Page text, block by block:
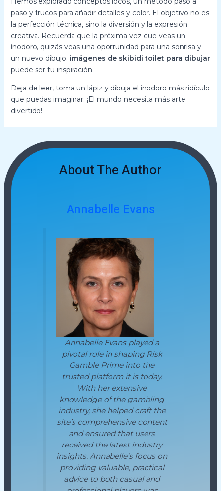
paso y trucos para añadir detalles y color. El objetivo no es
la perfección técnica, sino la diversión y la expresión
creativa. Recuerda que la próxima vez que veas un
inodoro, quizás veas una oportunidad para una sonrisa y
un nuevo dibujo. imágenes de skibidi toilet para dibujar
puede ser tu inspiración.
Deja de leer, toma un lápiz y dibuja el inodoro más ridículo
que puedas imaginar. ¡El mundo necesita más arte
divertido!
About The Author
Annabelle Evans
Annabelle Evans played a
pivotal role in shaping Risk
Gamble Prime into the
trusted platform it is today.
With her extensive
knowledge of the gambling
industry, she helped craft the
site’s comprehensive content
and ensured that users
received the latest industry
insights. Annabelle's focus on
providing valuable, practical
advice to both casual and